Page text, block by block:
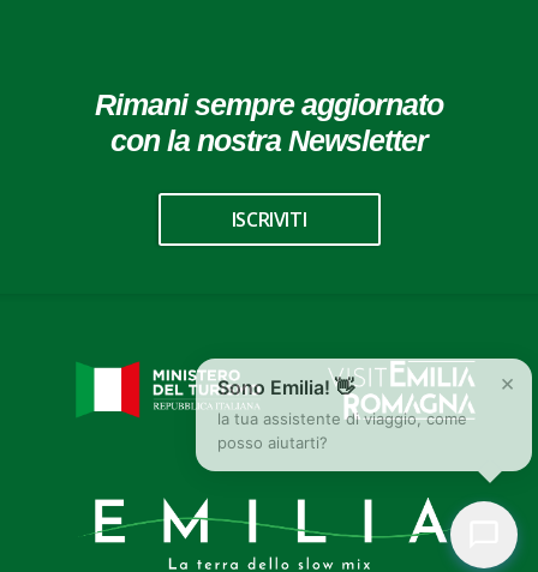
Rimani sempre aggiornato
con la nostra Newsletter
ISCRIVITI
×
Sono Emilia! 👋
la tua assistente di viaggio, come
posso aiutarti?